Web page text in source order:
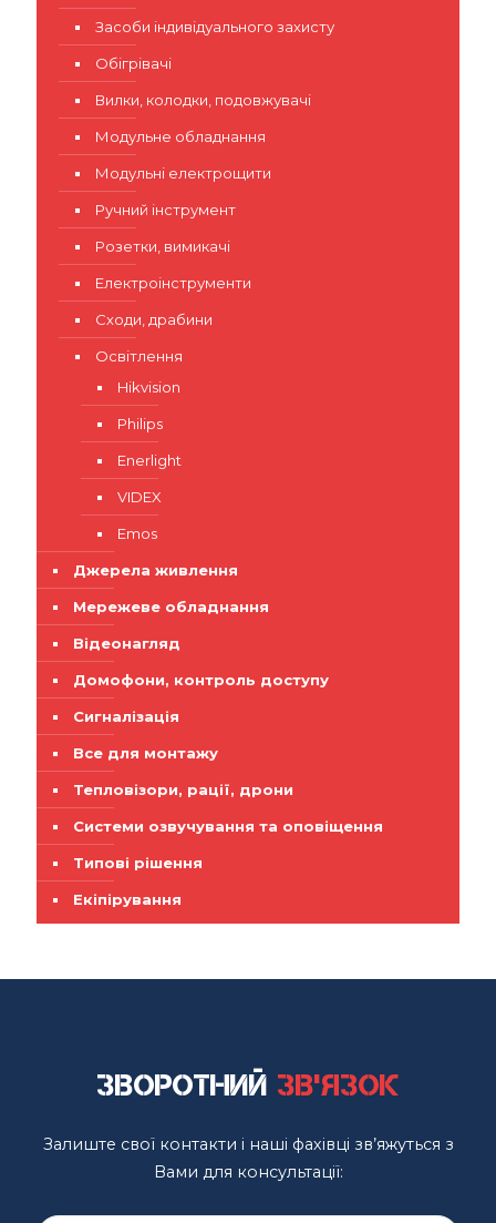
Засоби індивідуального захисту
Обігрівачі
Вилки, колодки, подовжувачі
Модульне обладнання
Модульні електрощити
Ручний інструмент
Розетки, вимикачі
Електроінструменти
Сходи, драбини
Освітлення
Hikvision
Philips
Enerlight
VIDEX
Emos
Джерела живлення
Мережеве обладнання
Відеонагляд
Домофони, контроль доступу
Сигналізація
Все для монтажу
Тепловізори, рації, дрони
Системи озвучування та оповіщення
Типові рішення
Екіпірування
Зворотний зв'язок
Залиште свої контакти і наші фахівці зв’яжуться з
Вами для консультації: